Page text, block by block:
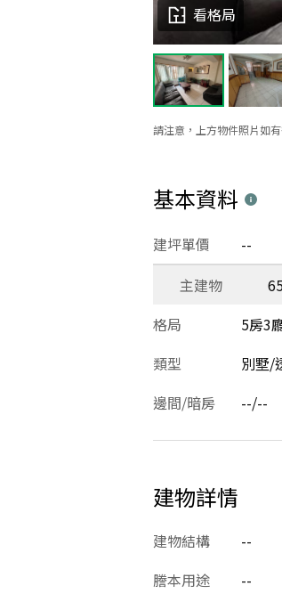
請注意，上方物件照片如
看格局
基本資料
建坪單價 --
主建物
格局
5房3
類型
別墅/
邊間/暗房 --/--
建物詳情
建物結構 --
謄本用途
--